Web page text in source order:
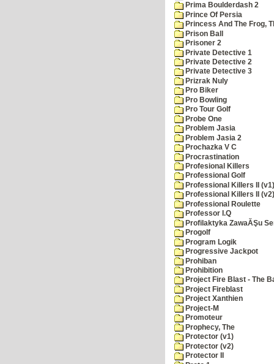
Prima Boulderdash 2
Prince Of Persia
Princess And The Frog,
Prison Ball
Prisoner 2
Private Detective 1
Private Detective 2
Private Detective 3
Prizrak Nuly
Pro Biker
Pro Bowling
Pro Tour Golf
Probe One
Problem Jasia
Problem Jasia 2
Prochazka V C
Procrastination
Profesional Killers
Professional Golf
Professional Killers II (v1)
Professional Killers II (v2)
Professional Roulette
Professor I.Q
Profilaktyka ZawaĂŞu
Progolf
Program Logik
Progressive Jackpot
Prohiban
Prohibition
Project Fire Blast - The
Project Fireblast
Project Xanthien
Project-M
Promoteur
Prophecy, The
Protector (v1)
Protector (v2)
Protector II